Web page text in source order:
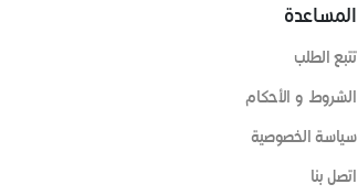
المساعدة
تتبع الطلب
الشروط و الأحكام
سياسة الخصوصية
اتصل بنا